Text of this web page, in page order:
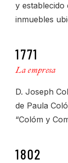
y establecido
inmuebles
1771
La empresa
D. Joseph
de Paula
“Colóm y
1802